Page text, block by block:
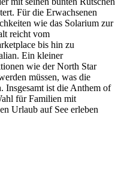
Für die Erwachsenen
wie das Solarium zur
reicht vom
bis hin zu
Ein kleiner
wie der North Star
müssen, was die
Insgesamt ist die Anthem of
für Familien mit
Urlaub auf See erleben